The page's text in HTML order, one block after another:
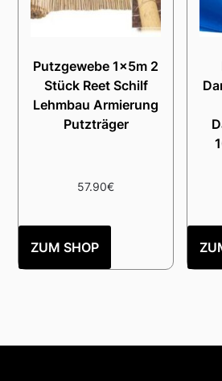
Putzgewebe 1x5m 2
Stück Reet Schilf
Lehmbau Armierung
Putzträger
57.90€
ZUM SHOP